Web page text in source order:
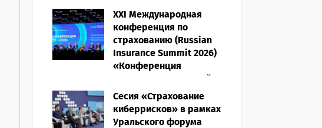
XXI Международная
конференция по
страхованию (Russian
Insurance Summit 2026)
«Конференция
ВСС-2026: Культурный
код страхования/
Человеческий фактор»
28.05.2026
Сесия «Страхование
киберрисков» в рамках
Уральского форума